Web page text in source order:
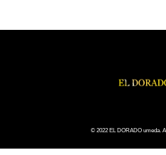
© 2022 EL DORADO umeda.